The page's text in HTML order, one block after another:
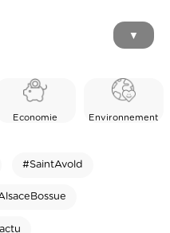
▼
Economie Environnement
#SaintAvold